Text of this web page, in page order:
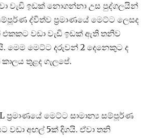
වැඩි ඉඩක් නොගන්නා උස පුද්ගලයින්
ද්විත්ව ප්‍රමාණයේ මෙට්ට ලෙසද
වඩා වැඩි ඉඩක් ඇති තනිව
මෙම මෙට්ට දරුවන් 2 දෙනෙකුට ද
තුළද ගැලපේ.
ප්‍රමාණයේ මෙට්ට සාමාන්‍ය සම්පූර්ණ
වඩා අඟල් 5ක් දිගයි. ඒවා තනි